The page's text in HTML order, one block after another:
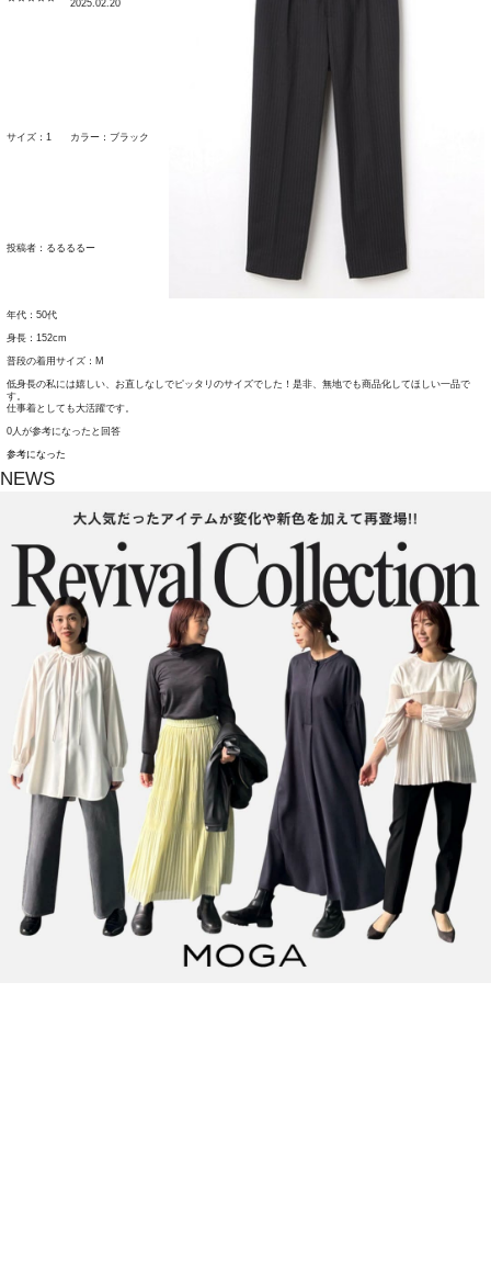
2025.02.20
サイズ：1 カラー：ブラック
投稿者： るるるるー
年代：50代
身長：152cm
普段の着用サイズ：M
低身長の私には嬉しい、お直しなしでピッタリのサイズでした！是非、無地でも商品化してほしい一品で
す。
仕事着としても大活躍です。
0人が参考になったと回答
参考になった
NEWS